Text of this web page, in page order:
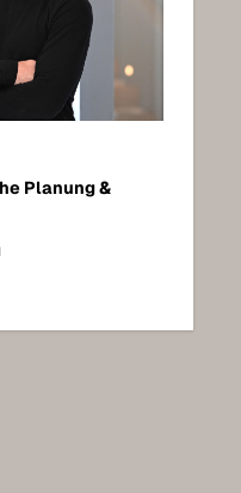
Planung &